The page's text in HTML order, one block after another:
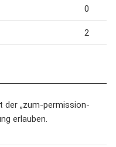
0
2
der „zum-permission-
erlauben.